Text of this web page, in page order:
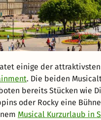
einige der attraktivsten
. Die beiden
bereits Stücken wie
oder Rocky eine
Musical Kurzurlaub in